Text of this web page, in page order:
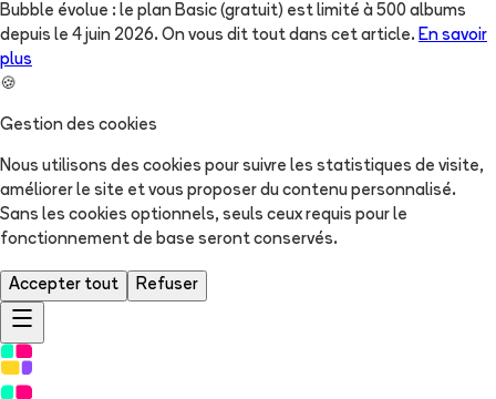
Bubble évolue : le plan Basic (gratuit) est limité à 500 albums
depuis le 4 juin 2026. On vous dit tout dans cet article. En savoir
plus
🍪
Gestion des cookies
Nous utilisons des cookies pour suivre les statistiques de visite,
améliorer le site et vous proposer du contenu personnalisé.
Sans les cookies optionnels, seuls ceux requis pour le
fonctionnement de base seront conservés.
Accepter tout Refuser